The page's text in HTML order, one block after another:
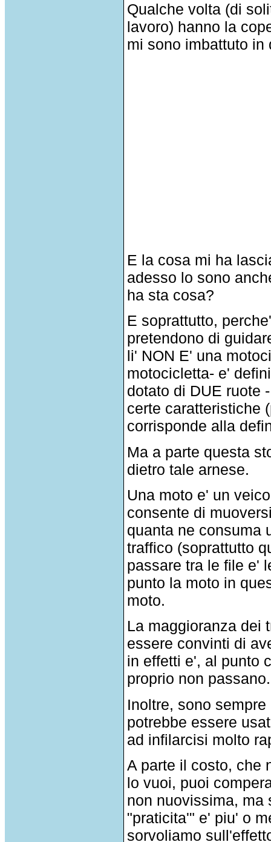
Qualche volta (di
lavoro) hanno la
mi sono imbattuto in
E la cosa mi ha
adesso lo sono
ha sta cosa?
E soprattutto,
pretendono di
li' NON E' una
motocicletta- e'
dotato di DUE ruote
certe caratteristiche
corrisponde alla
Ma a parte questa
dietro tale arnese.
Una moto e' un
consente di
quanta ne consuma
traffico (soprattutto
passare tra le file e'
punto la moto in
moto.
La maggioranza dei
essere convinti di
in effetti e', al punto
proprio non
Inoltre, sono
potrebbe essere
ad infilarcisi molto
A parte il costo, che
lo vuoi, puoi
non nuovissima, ma
"praticita'" e' piu' o
sorvoliamo